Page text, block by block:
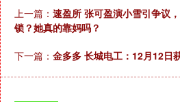
上一篇： 速盈所 张可盈演小雪引争议
锁？她真的靠妈吗？
下一篇： 金多多 长城电工：12月12日